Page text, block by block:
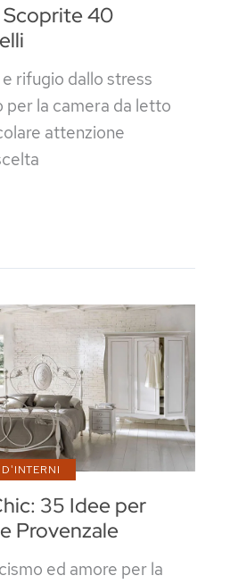
40
rifugio dallo stress
per la camera da letto
attenzione
35 Idee per
Provenzale
ed amore per la